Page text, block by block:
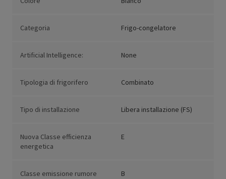
Categoria Frigo-congelatore
Artificial Intelligence: None
Tipologia di frigorifero Combinato
Tipo di installazione Libera installazione (FS)
Nuova Classe efficienza
energetica
E
Classe emissione rumore B